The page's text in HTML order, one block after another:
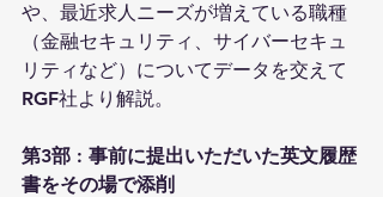
や、最近求人ニーズが増えている職種
（金融セキュリティ、サイバーセキュ
リティなど）についてデータを交えて
RGF社より解説。
第3部 : 事前に提出いただいた英文履歴
書をその場で添削